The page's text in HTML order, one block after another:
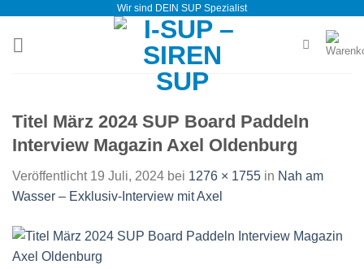
springen
Wir sind DEIN SUP Spezialist
Titel März 2024 SUP Board Paddeln
Interview Magazin Axel Oldenburg
Veröffentlicht 19 Juli, 2024 bei 1276 × 1755 in Nah am
Wasser – Exklusiv-Interview mit Axel